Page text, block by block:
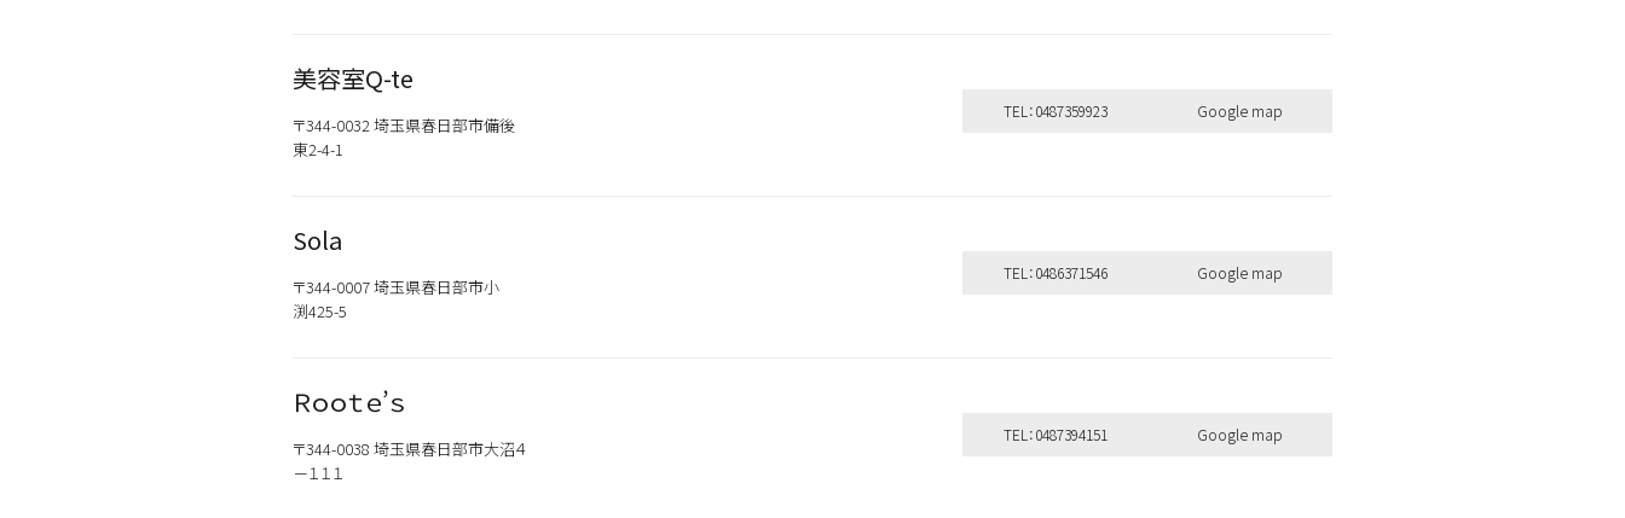
美容室Q-te
〒344-0032 埼玉県春日部市備後
東2-4-1
TEL：0487359923 Google map
Sola
〒344-0007 埼玉県春日部市小
渕425-5
TEL：0486371546 Google map
Ｒｏｏｔｅ’ｓ
〒344-0038 埼玉県春日部市大沼４
－１１１
TEL：0487394151 Google map